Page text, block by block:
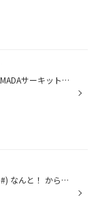
8月8日に広島県にあるTAMADAサーキットで試乗会が あったので、参加して来ました(^^)v 試乗タイヤはECOPIA EX20C TYPE H ハイト系軽自動専用タイヤです！！ ハイト系とは・・・最近の背が高い軽自動車の事です。 タント・N-BOXなどなど・・・。 EX20C ・ NEXTRY ・ EO150(新車装着）と乗り比べまし...
ちょっと見て下さい(#^.^#) なんと！ からの～ プチハッピーの瞬間でした(*^。^*) これを見た方にもきっと良い事あるはず☆ しかも日付が末広がりの八ですよ（笑） お店の代車ですが、長い付き合いです（笑） いっぱい走りましたぁ 感謝♪ 感謝♪ こらからも宜しくです(^^)/